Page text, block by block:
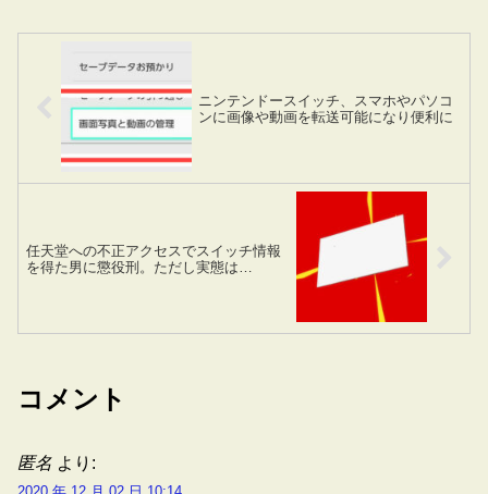
ニンテンドースイッチ、スマホやパソコ
ンに画像や動画を転送可能になり便利に
任天堂への不正アクセスでスイッチ情報
を得た男に懲役刑。ただし実態は…
コメント
匿名 より: